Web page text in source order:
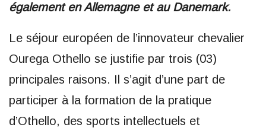
également en Allemagne et au Danemark.
Le séjour européen de l’innovateur chevalier
Ourega Othello se justifie par trois (03)
principales raisons. Il s’agit d’une part de
participer à la formation de la pratique
d’Othello, des sports intellectuels et